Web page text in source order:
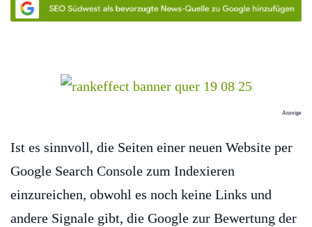
Anzeige
Ist es sinnvoll, die Seiten einer neuen Website per
Google Search Console zum Indexieren
einzureichen, obwohl es noch keine Links und
andere Signale gibt, die Google zur Bewertung der